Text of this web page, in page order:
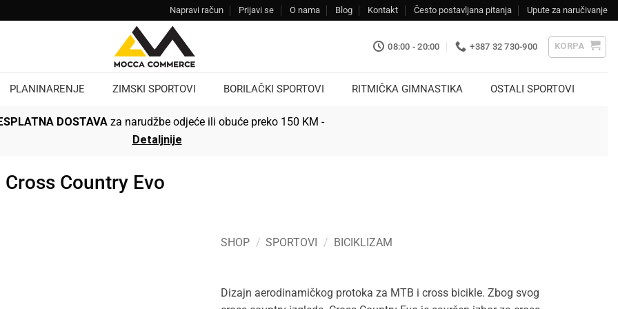
Napravi račun Prijavi se O nama Blog Kontakt Često postavljana pitanja Upute za naručivanje
08:00 - 20:00 +387 32 730-900 KORPA
PLANINARENJE ZIMSKI SPORTOVI BORILAČKI SPORTOVI RITMIČKA GIMNASTIKA OSTALI SPORTOVI
DOSTAVA za narudžbe odjeće ili obuće preko 150 KM -
Detaljnije
Country Evo
SHOP / SPORTOVI / BICIKLIZAM
Dizajn aerodinamičkog protoka za MTB i cross bicikle. Zbog svog